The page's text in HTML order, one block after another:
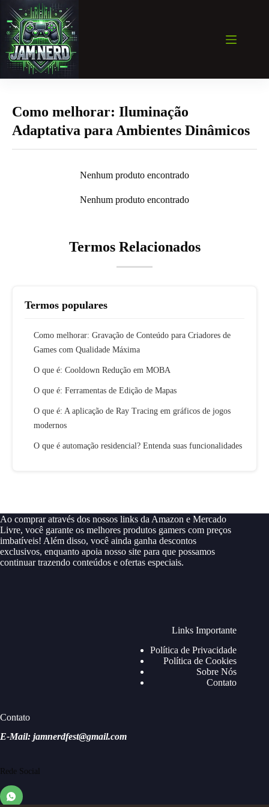
para
conteúdo
Como melhorar: Iluminação
Adaptativa para Ambientes Dinâmicos
Nenhum produto encontrado
Nenhum produto encontrado
Termos Relacionados
Termos populares
Como melhorar: Gravação de Conteúdo para Criadores de
Games com Qualidade Máxima
O que é: Cooldown Redução em MOBA
O que é: Ferramentas de Edição de Mapas
O que é: A aplicação de Ray Tracing em gráficos de jogos
modernos
O que é automação residencial? Entenda suas funcionalidades
Ao comprar através dos nossos links da Amazon e Mercado
Livre, você garante os melhores produtos gamers com preços
imbatíveis! Além disso, você ainda ganha descontos
exclusivos, enquanto apoia nosso site para que possamos
continuar trazendo conteúdos e ofertas especiais.
Links Importante
Política de Privacidade
Política de Cookies
Sobre Nós
Contato
Contato
E-Mail: jamnerdfest@gmail.com
Rede Social